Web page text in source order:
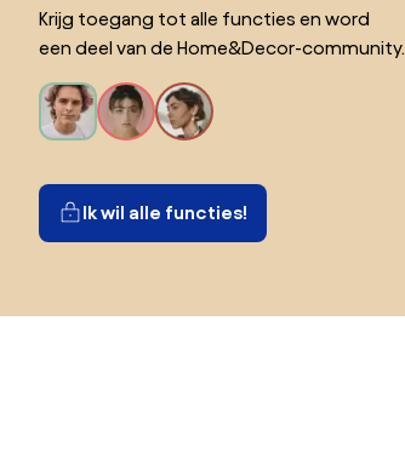
Krijg toegang tot alle functies en word
een deel van de Home&Decor-community.
Ik wil alle functies!